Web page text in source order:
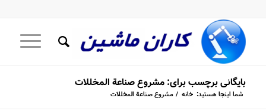
بایگانی برچسب برای: مشروع صناعة المخللات
شما اینجا هستید: خانه / مشروع صناعة المخللات